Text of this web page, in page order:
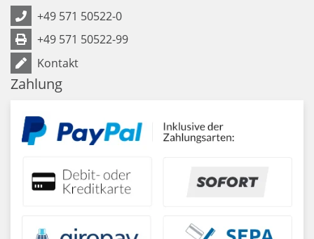
+49 571 50522-0
+49 571 50522-99
Kontakt
Zahlung